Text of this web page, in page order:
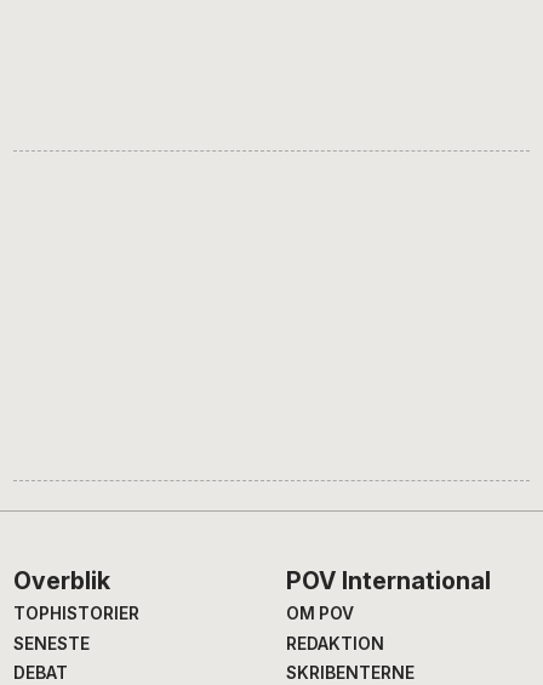
Footer
Overblik
TOPHISTORIER
SENESTE
DEBAT
POV International
OM POV
REDAKTION
SKRIBENTERNE